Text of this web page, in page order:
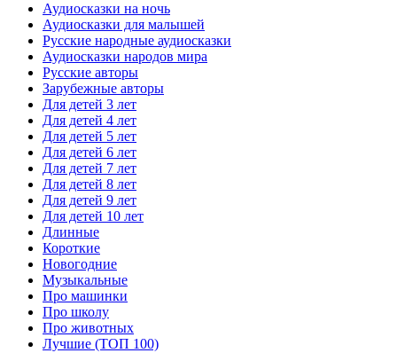
Аудиосказки на ночь
Аудиосказки для малышей
Русские народные аудиосказки
Аудиосказки народов мира
Русские авторы
Зарубежные авторы
Для детей 3 лет
Для детей 4 лет
Для детей 5 лет
Для детей 6 лет
Для детей 7 лет
Для детей 8 лет
Для детей 9 лет
Для детей 10 лет
Длинные
Короткие
Новогодние
Музыкальные
Про машинки
Про школу
Про животных
Лучшие (ТОП 100)